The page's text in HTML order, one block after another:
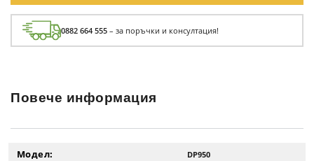
0882 664 555 – за поръчки и консултация!
Повече информация
Модел: DP950